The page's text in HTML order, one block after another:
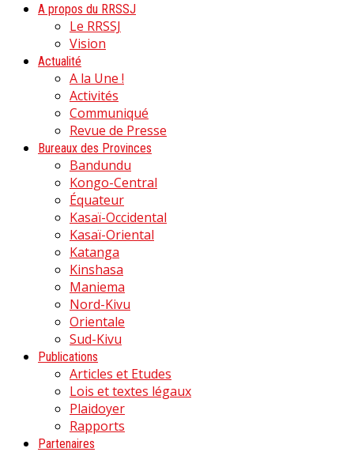
A propos du RRSSJ
Le RRSSJ
Vision
Actualité
A la Une !
Activités
Communiqué
Revue de Presse
Bureaux des Provinces
Bandundu
Kongo-Central
Équateur
Kasaï-Occidental
Kasaï-Oriental
Katanga
Kinshasa
Maniema
Nord-Kivu
Orientale
Sud-Kivu
Publications
Articles et Etudes
Lois et textes légaux
Plaidoyer
Rapports
Partenaires